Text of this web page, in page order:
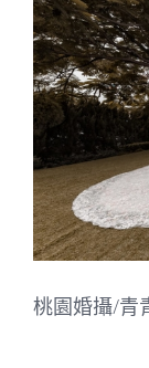
Larger
Image
桃園婚攝/青